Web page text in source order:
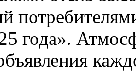
года».